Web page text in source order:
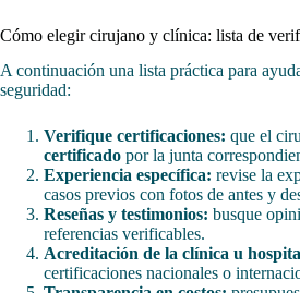
Cómo elegir cirujano y clínica: lista de
A continuación una lista práctica para
seguridad:
Verifique certificaciones: que el
certificado por la junta
Experiencia específica: revise la
casos previos con fotos de antes y
Reseñas y testimonios: busque
referencias verificables.
Acreditación de la clínica u
certificaciones nacionales o